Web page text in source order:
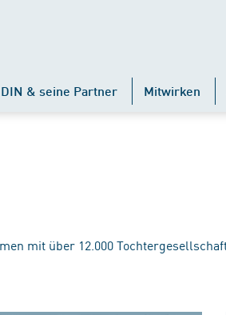
DIN & seine Partner Mitwirken
mit über 12.000